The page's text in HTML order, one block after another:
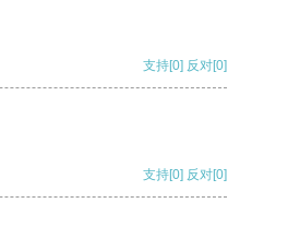
支持[0] 反对[0]
支持[0] 反对[0]